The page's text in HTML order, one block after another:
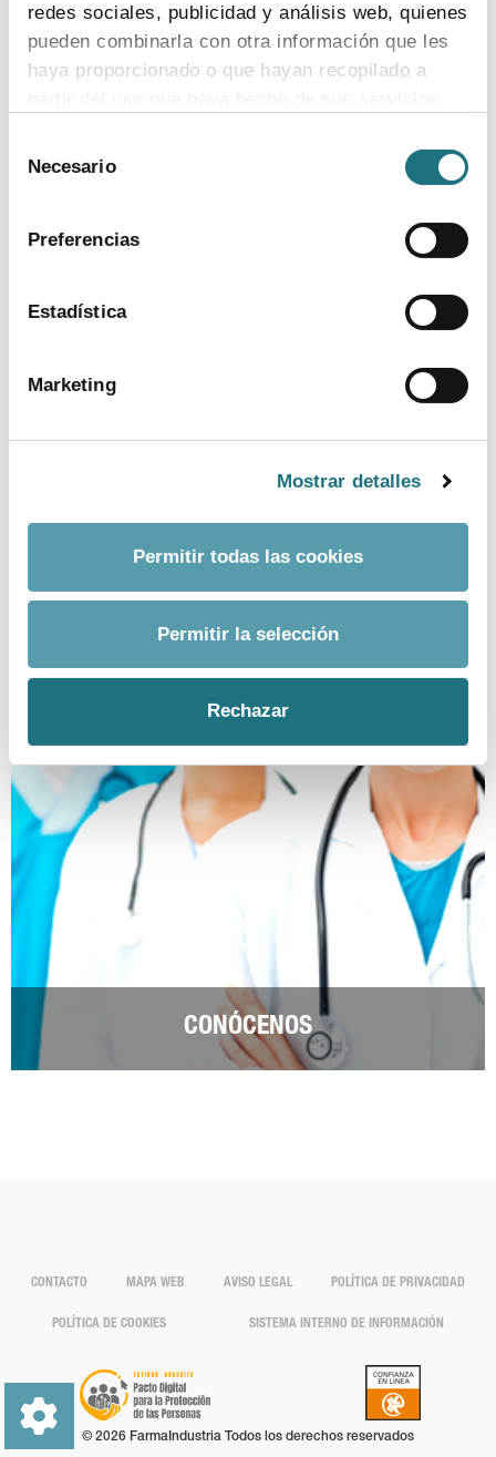
redes sociales, publicidad y análisis web, quienes
pueden combinarla con otra información que les
haya proporcionado o que hayan recopilado a
Para más información puede acceder a nuestra
Necesario
Preferencias
Estadística
Marketing
Mostrar detalles
Permitir todas las cookies
Permitir la selección
Rechazar
ver más
prensa@farmaindustria.es
CONÓCENOS
CONTACTO MAPA WEB AVISO LEGAL POLÍTICA DE PRIVACIDAD
POLÍTICA DE COOKIES SISTEMA INTERNO DE INFORMACIÓN
© 2026 FarmaIndustria Todos los derechos reservados